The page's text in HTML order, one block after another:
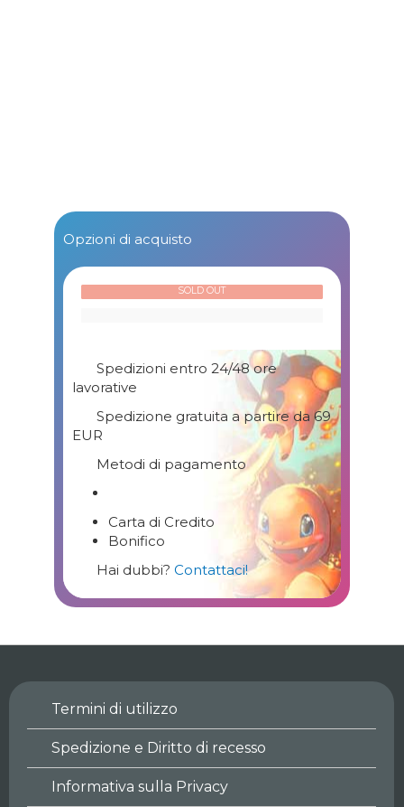
Opzioni di acquisto
Spedizioni entro 24/48 ore
lavorative
Spedizione gratuita a partire da 69
EUR
Metodi di pagamento
Carta di Credito
Bonifico
Hai dubbi? Contattaci!
SOLD OUT
Termini di utilizzo
Spedizione e Diritto di recesso
Informativa sulla Privacy